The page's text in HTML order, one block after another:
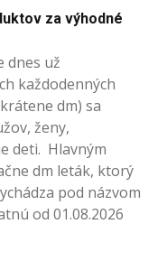
za výhodné
dnes už
každodenných
dm) sa
ženy,
deti. Hlavným
dm leták, ktorý
pod názvom
od 01.08.2026